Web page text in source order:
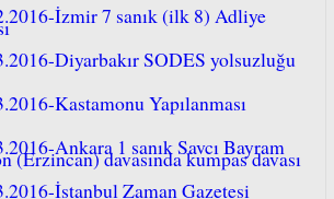
İzmir 7 sanık (ilk 8) Adliye
Diyarbakır SODES yolsuzluğu
Kastamonu Yapılanması
Ankara 1 sanık Savcı Bayram
(Erzincan) davasında kumpas davası
İstanbul Zaman Gazetesi